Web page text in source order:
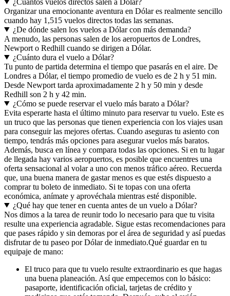
Organizar una emocionante aventura en Dólar es realmente sencillo
cuando hay 1,515 vuelos directos todas las semanas.
¿De dónde salen los vuelos a Dólar con más demanda?
A menudo, las personas salen de los aeropuertos de Londres,
Newport o Redhill cuando se dirigen a Dólar.
¿Cuánto dura el vuelo a Dólar?
Tu punto de partida determina el tiempo que pasarás en el aire. De
Londres a Dólar, el tiempo promedio de vuelo es de 2 h y 51 min.
Desde Newport tarda aproximadamente 2 h y 50 min y desde
Redhill son 2 h y 42 min.
¿Cómo se puede reservar el vuelo más barato a Dólar?
Evita esperarte hasta el último minuto para reservar tu vuelo. Este es
un truco que las personas que tienen experiencia con los viajes usan
para conseguir las mejores ofertas. Cuando aseguras tu asiento con
tiempo, tendrás más opciones para asegurar vuelos más baratos.
Además, busca en línea y compara todas las opciones. Si en tu lugar
de llegada hay varios aeropuertos, es posible que encuentres una
oferta sensacional al volar a uno con menos tráfico aéreo. Recuerda
que, una buena manera de gastar menos es que estés dispuesto a
comprar tu boleto de inmediato. Si te topas con una oferta
económica, anímate y aprovéchala mientras esté disponible.
¿Qué hay que tener en cuenta antes de un vuelo a Dólar?
Nos dimos a la tarea de reunir todo lo necesario para que tu visita
resulte una experiencia agradable. Sigue estas recomendaciones para
que pases rápido y sin demoras por el área de seguridad y así puedas
disfrutar de tu paseo por Dólar de inmediato.Qué guardar en tu
equipaje de mano:
El truco para que tu vuelo resulte extraordinario es que hagas
una buena planeación. Así que empecemos con lo básico:
pasaporte, identificación oficial, tarjetas de crédito y